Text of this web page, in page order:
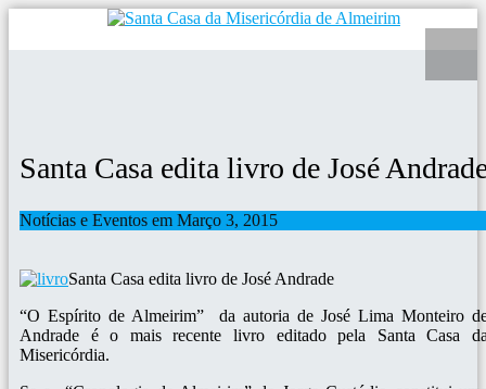
Santa Casa edita livro de José
Notícias e Eventos em Março 3, 2015
Santa Casa edita livro de José Andrade
“O Espírito de Almeirim” da autoria de José Lima Monteiro
Andrade é o mais recente livro editado pela Santa Casa
Misericórdia.